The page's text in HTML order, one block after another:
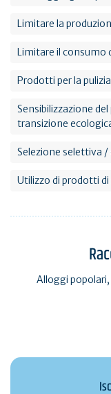
Limitare la
Limitare il consumo
Prodotti per la
Sensibilizzazione
transizione
Selezione selettiva
Utilizzo di prodotti
Alloggi